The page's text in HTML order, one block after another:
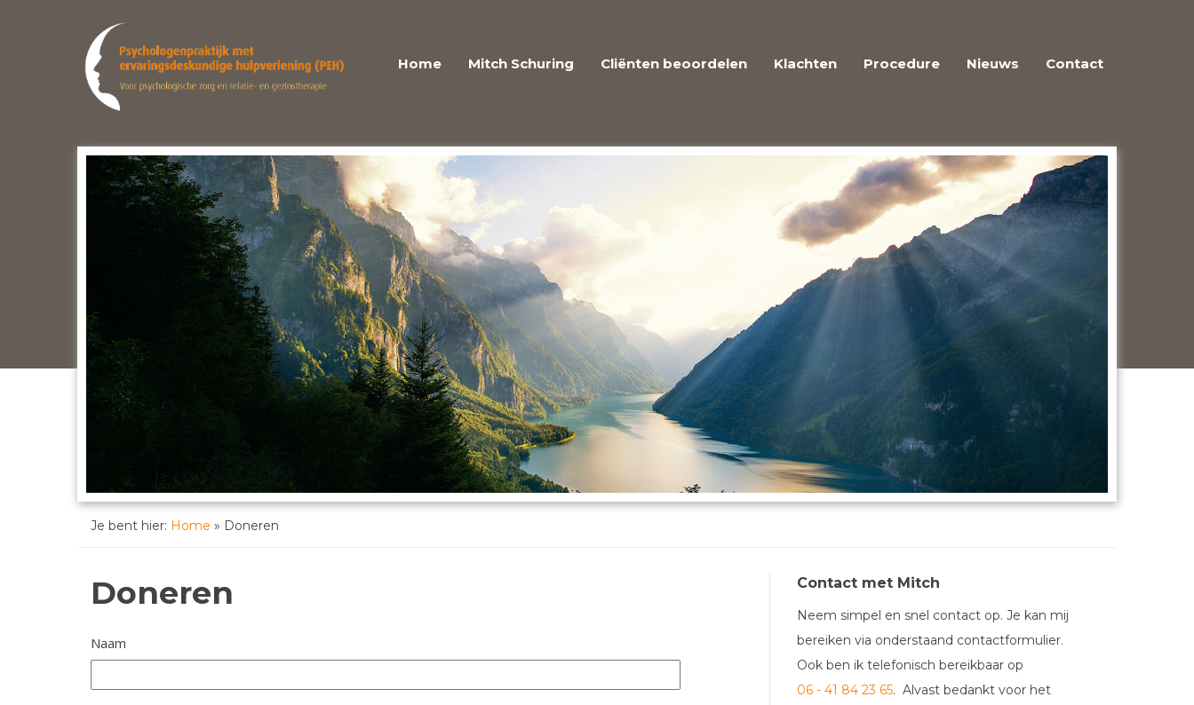
Home Mitch Schuring Cliënten beoordelen Klachten Procedure Nieuws Contact
Je bent hier: Home » Doneren
Doneren
Naam
Contact met Mitch
Neem simpel en snel contact op. Je kan mij
bereiken via onderstaand contactformulier.
Ook ben ik telefonisch bereikbaar op
06 - 41 84 23 65. Alvast bedankt voor het